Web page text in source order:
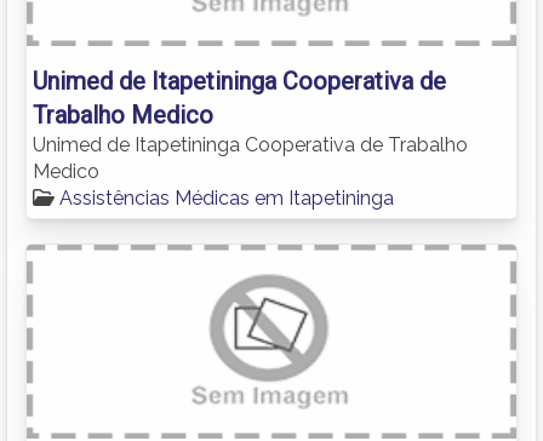
Unimed de Itapetininga Cooperativa de
Trabalho Medico
Unimed de Itapetininga Cooperativa de Trabalho
Medico
Assistências Médicas em Itapetininga